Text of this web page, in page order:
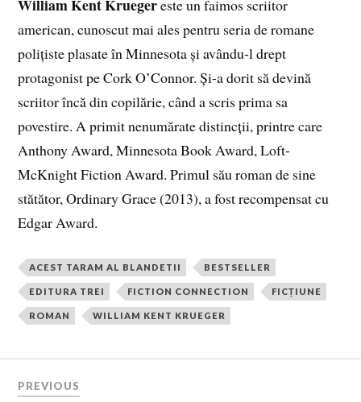
William Kent Kruegereste un faimos scriitor
american, cunoscut mai ales pentru seria de romane
polițiste plasate în Minnesota și avându-l drept
protagonist pe Cork O’Connor. Și-a dorit să devină
scriitor încă din copilărie, când a scris prima sa
povestire. A primit nenumărate distincții, printre care
Anthony Award, Minnesota Book Award, Loft-
McKnight Fiction Award. Primul său roman de sine
stătător, Ordinary Grace (2013), a fost recompensat cu
Edgar Award.
ACEST TARAM AL BLANDETII BESTSELLER
EDITURA TREI FICTION CONNECTION FICȚIUNE
ROMAN WILLIAM KENT KRUEGER
PREVIOUS